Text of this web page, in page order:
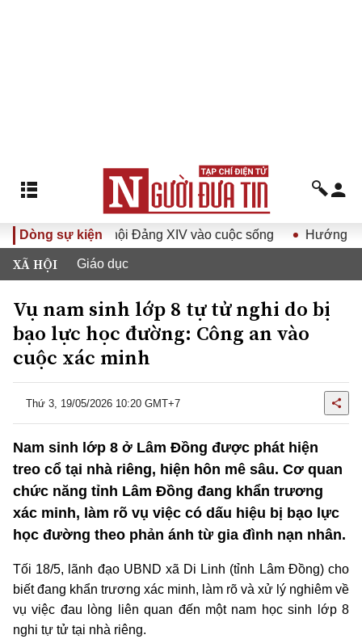
Dòng sự kiện
quyết Đại hội Đảng XIV vào cuộc sống Hướng tới Đại
XÃ HỘI Giáo dục
Vụ nam sinh lớp 8 tự tử nghi do bị
bạo lực học đường: Công an vào
cuộc xác minh
Thứ 3, 19/05/2026 10:20 GMT+7
Nam sinh lớp 8 ở Lâm Đồng được phát hiện
treo cổ tại nhà riêng, hiện hôn mê sâu. Cơ quan
chức năng tỉnh Lâm Đồng đang khẩn trương
xác minh, làm rõ vụ việc có dấu hiệu bị bạo lực
học đường theo phản ánh từ gia đình nạn nhân.
Tối 18/5, lãnh đạo UBND xã Di Linh (tỉnh Lâm Đồng) cho
biết đang khẩn trương xác minh, làm rõ và xử lý nghiêm về
vụ việc đau lòng liên quan đến một nam học sinh lớp 8
nghi tự tử tại nhà riêng.